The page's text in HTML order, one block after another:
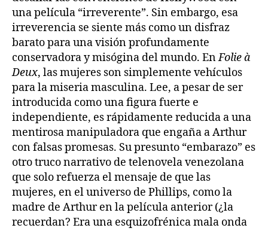
una película “irreverente”. Sin embargo, esa
irreverencia se siente más como un disfraz
barato para una visión profundamente
conservadora y misógina del mundo. EnFolie à
Deux, las mujeres son simplemente vehículos
para la miseria masculina. Lee, a pesar de ser
introducida como una figura fuerte e
independiente, es rápidamente reducida a una
mentirosa manipuladora que engaña a Arthur
con falsas promesas. Su presunto “embarazo” es
otro truco narrativo de telenovela venezolana
que solo refuerza el mensaje de que las
mujeres, en el universo de Phillips, como la
madre de Arthur en la película anterior (¿la
recuerdan? Era una esquizofrénica mala onda